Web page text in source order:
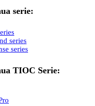
serie:
series
series
TIOC Serie: